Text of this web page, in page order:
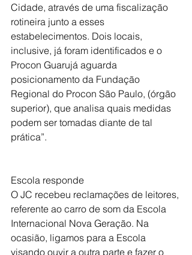
Cidade, através de uma fiscalização
rotineira junto a esses
estabelecimentos. Dois locais,
inclusive, já foram identificados e o
Procon Guarujá aguarda
posicionamento da Fundação
Regional do Procon São Paulo, (órgão
superior), que analisa quais medidas
podem ser tomadas diante de tal
prática”.
Escola responde
O JC recebeu reclamações de leitores,
referente ao carro de som da Escola
Internacional Nova Geração. Na
ocasião, ligamos para a Escola
visando ouvir a outra parte e fazer o